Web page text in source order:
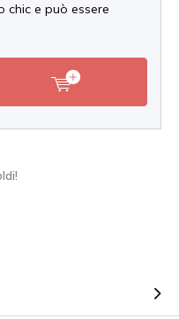
chic e può essere